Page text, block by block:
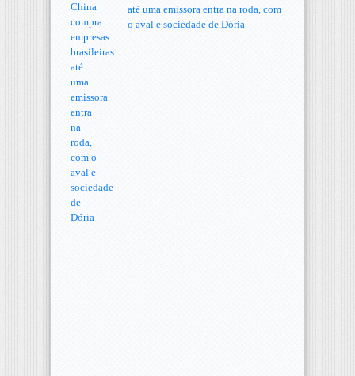
até uma emissora entra na roda, com
o aval e sociedade de Dória